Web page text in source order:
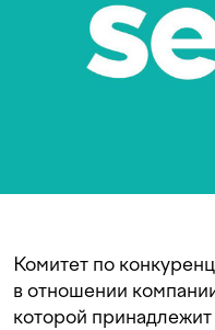
Комитет по
в отношении
которой